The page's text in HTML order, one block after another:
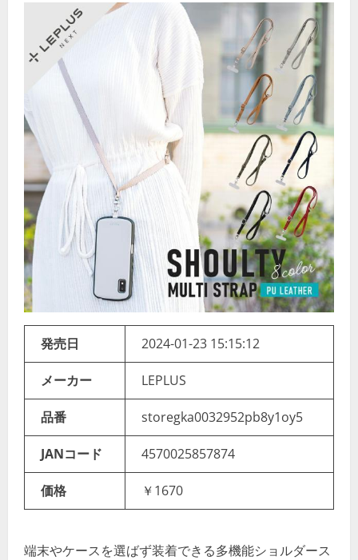
発売日 2024-01-23 15:15:12
メーカー LEPLUS
品番 storegka0032952pb8y1oy5
JANコード 4570025857874
価格 ￥1670
端末やケースを選ばず装着できる多機能ショルダース